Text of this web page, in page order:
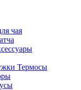
чая
Термосы